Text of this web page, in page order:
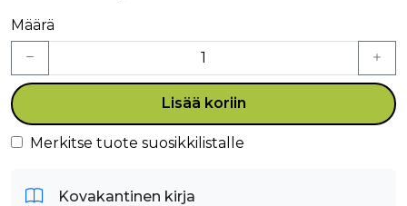
Määrä
Lisää koriin
Merkitse tuote suosikkilistalle
Kovakantinen kirja